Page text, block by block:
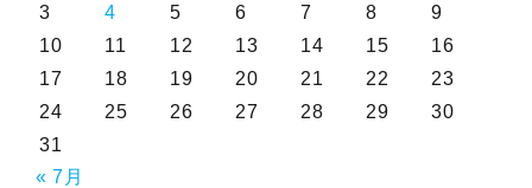
3
4 5 6 7 8
9
10
11 12 13 14 15
16
17
18 19 20 21 22
23
24
25 26 27 28 29
30
31
« 7月